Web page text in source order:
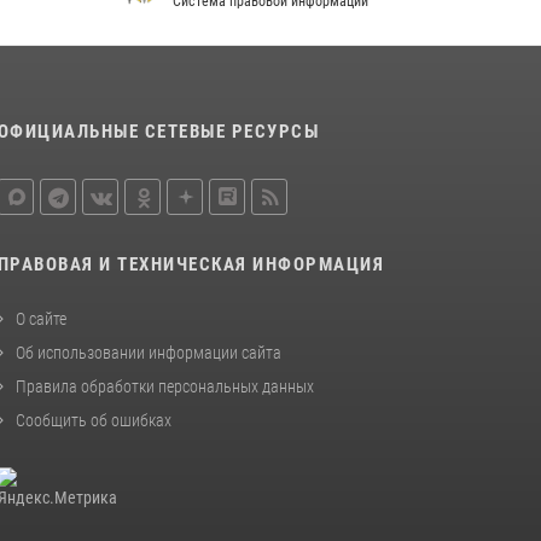
сотрудников вневедомственной охраны
столичного главка Росгвардии отмечает своё
СЕТЕВЫЕ РЕСУРСЫ
ПРАВОВАЯ И ТЕХНИЧЕСКАЯ ИНФОРМАЦИЯ
О сайте
Об использовании информации сайта
Правила обработки персональных данных
Сообщить об ошибках